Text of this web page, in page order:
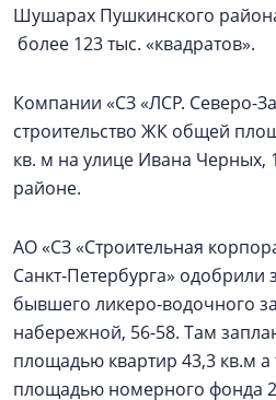
Шушарах Пушкинского
более 123 тыс. «квадратов».
Компании «СЗ «ЛСР. Северо-
строительство ЖК общей
кв. м на улице Ивана Черных,
районе.
АО «СЗ «Строительная
Санкт‑Петербурга» одобрили
бывшего ликеро-водочного
набережной, 56-58. Там
площадью квартир 43,3 кв.м а
площадью номерного фонда